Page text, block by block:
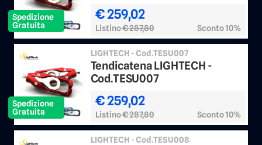
Spedizione
Gratuita
€ 259,02
Listino€ 287,80 Sconto 10%
Spedizione
Gratuita
LIGHTECH - Cod.TESU007
Tendicatena LIGHTECH -
Cod.TESU007
€ 259,02
Listino€ 287,80 Sconto 10%
LIGHTECH - Cod.TESU008